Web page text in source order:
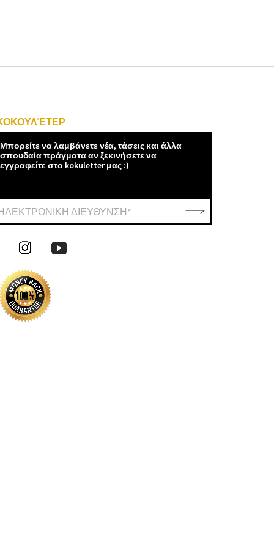
Μπορείτε να λαμβάνετε νέα, τάσεις και άλλα
σπουδαία πράγματα αν ξεκινήσετε να
εγγραφείτε στο kokuletter μας :)
ΔΙΕΥΘΥΝΣΗ*